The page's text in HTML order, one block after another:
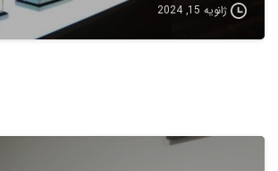
ژانویه 15, 2024